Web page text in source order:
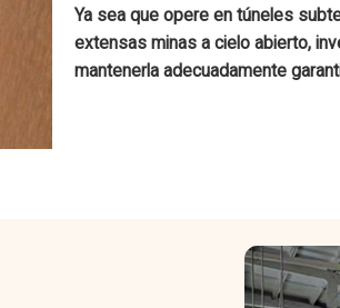
Ya sea que opere en túneles
extensas minas a cielo abierto,
mantenerla adecuadamente